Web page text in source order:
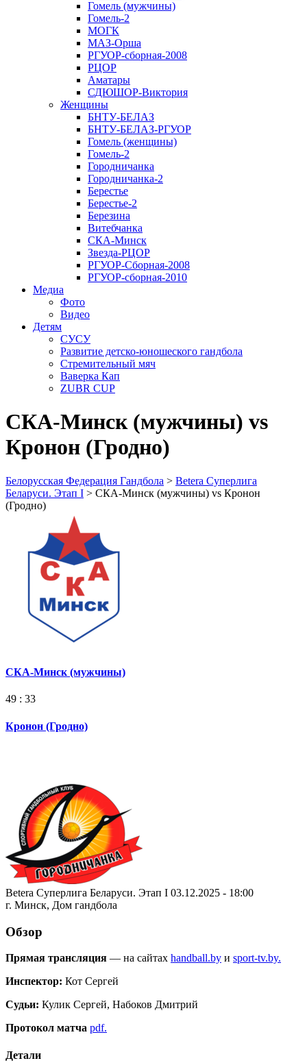
Гомель (мужчины)
Гомель-2
МОГК
МАЗ-Орша
РГУОР-сборная-2008
РЦОР
Аматары
СДЮШОР-Виктория
Женщины
БНТУ-БЕЛАЗ
БНТУ-БЕЛАЗ-РГУОР
Гомель (женщины)
Гомель-2
Городничанка
Городничанка-2
Берестье
Берестье-2
Березина
Витебчанка
СКА-Минск
Звезда-РЦОР
РГУОР-Сборная-2008
РГУОР-сборная-2010
Медиа
Фото
Видео
Детям
СУСУ
Развитие детско-юношеского гандбола
Стремительный мяч
Ваверка Кап
ZUBR CUP
СКА-Минск (мужчины) vs
Кронон (Гродно)
Белорусская Федерация Гандбола > Betera Суперлига
Беларуси. Этап I > СКА-Минск (мужчины) vs Кронон
(Гродно)
СКА-Минск (мужчины)
49 : 33
Кронон (Гродно)
Betera Суперлига Беларуси. Этап I 03.12.2025 - 18:00
г. Минск, Дом гандбола
Обзор
Прямая трансляция — на сайтах handball.by и sport-tv.by.
Инспектор: Кот Сергей
Судьи: Кулик Сергей, Набоков Дмитрий
Протокол матча pdf.
Детали